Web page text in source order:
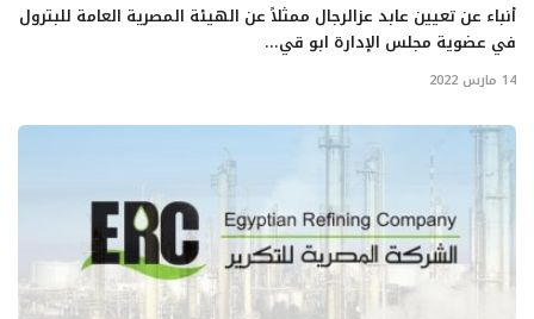
أنباء عن تعيين عابد عزالرجال ممثلاً عن الهيئة المصرية العامة للبترول
في عضوية مجلس الإدارة ابو قي...
14 مارس 2022